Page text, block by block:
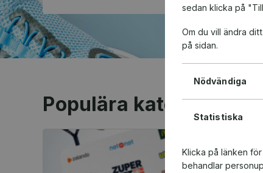
sedan klicka på
Om du vill ändra
på sidan.
Nödvändiga
Statistiska
Klicka på länken
behandlar
Populära kategorier